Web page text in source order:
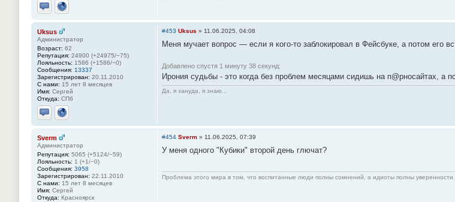
Отправить личное сообщение
Сайт
Uksus
Администратор
Возраст: 62
Репутация: 24900 (+24975/−75)
Лояльность: 1586 (+1586/−0)
Сообщения: 13337
Зарегистрирован: 20.11.2010
С нами: 15 лет 8 месяцев
Имя: Сергей
Откуда: СПб
Отправить личное сообщение
Сайт
#453 Uksus » 11.06.2025, 04:08
Меня мучает вопрос — если я кого-то заблокировал в Фейсбуке, а потом его
Добавлено спустя 1 минуту 38 секунд:
Ирония судьбы - это когда без проблем месяцами сидишь на п@рносайтах, а
Да, я зануда, я знаю...
Sverm
Администратор
Репутация: 5065 (+5124/−59)
Лояльность: 1 (+1/−0)
Сообщения: 3958
Зарегистрирован: 22.11.2010
С нами: 15 лет 8 месяцев
Имя: Сергей
Откуда: Красноярск
#454 Sverm » 11.06.2025, 07:39
У меня одного "Кубики" второй день глючат?
Проблема этого мира в том, что воспитанные люди полны сомнений, а идиоты полны